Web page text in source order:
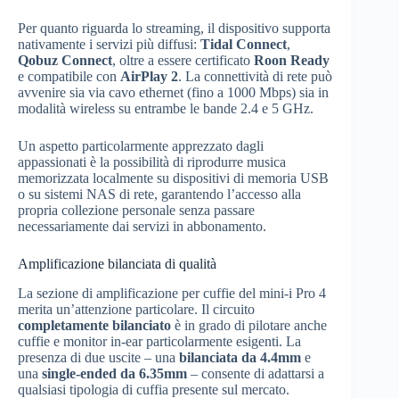
Per quanto riguarda lo streaming, il dispositivo supporta
nativamente i servizi più diffusi: Tidal Connect,
Qobuz Connect, oltre a essere certificato Roon Ready
e compatibile con AirPlay 2. La connettività di rete può
avvenire sia via cavo ethernet (fino a 1000 Mbps) sia in
modalità wireless su entrambe le bande 2.4 e 5 GHz.
Un aspetto particolarmente apprezzato dagli
appassionati è la possibilità di riprodurre musica
memorizzata localmente su dispositivi di memoria USB
o su sistemi NAS di rete, garantendo l’accesso alla
propria collezione personale senza passare
necessariamente dai servizi in abbonamento.
Amplificazione bilanciata di qualità
La sezione di amplificazione per cuffie del mini-i Pro 4
merita un’attenzione particolare. Il circuito
completamente bilanciato è in grado di pilotare anche
cuffie e monitor in-ear particolarmente esigenti. La
presenza di due uscite – una bilanciata da 4.4mm e
una single-ended da 6.35mm – consente di adattarsi a
qualsiasi tipologia di cuffia presente sul mercato.